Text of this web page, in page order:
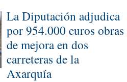
La Diputación adjudica
por 954.000 euros obras
de mejora en dos
carreteras de la
Axarquía